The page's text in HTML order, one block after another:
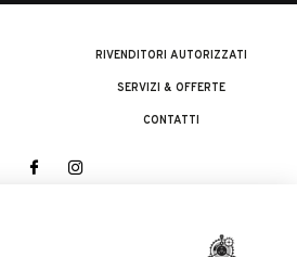
RIVENDITORI AUTORIZZATI
SERVIZI & OFFERTE
CONTATTI